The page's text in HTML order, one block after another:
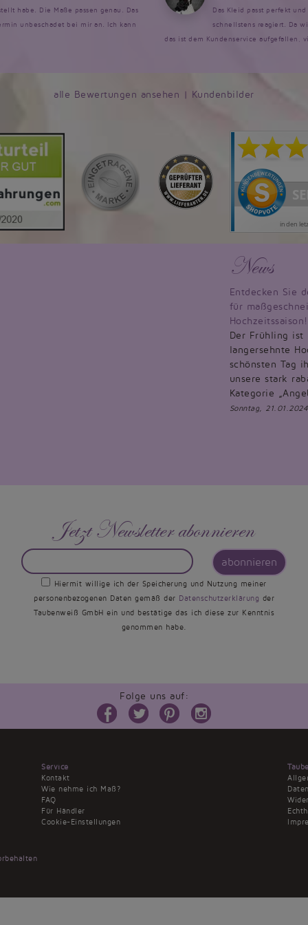
habe. Die Maße passen genau. Das
unbeschadet bei mir an. Ich kann
Das Kleid passt perfekt
schnellstens reagiert. Da
das ist dem Kundenservice aufgefallen,
alle Bewertungen ansehen | Kundenbilder
News
Entdecken Sie
für
Hochzeitssaison!
Der Frühling
langersehnte
schönsten Tag
unsere stark
Kategorie
Sonntag,
Jetzt Newsletter abonnieren
abonnieren
Hiermit willige ich der Speicherung und Nutzung meiner
personenbezogenen Daten gemäß der Datenschutzerklärung der
Taubenweiß GmbH ein und bestätige das ich diese zur Kenntnis
genommen habe.
Folge uns auf:
Service
Kontakt
Wie nehme ich Maß?
FAQ
Für Händler
Cookie-Einstellungen